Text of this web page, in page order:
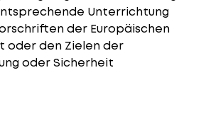
Unterrichtung
der Europäischen
oder den Zielen der
oder Sicherheit